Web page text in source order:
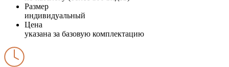
Размер
индивидуальный
Цена
указана за базовую комплектацию